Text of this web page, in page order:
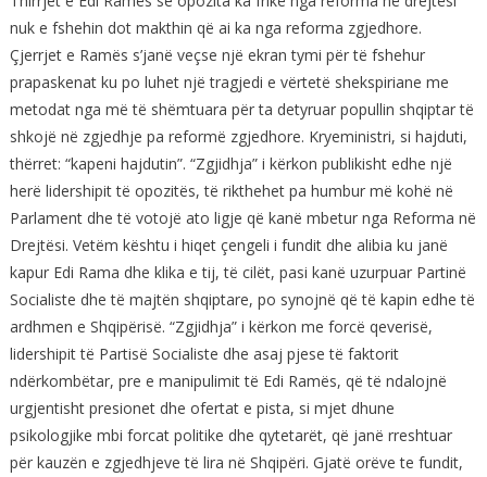
nuk e fshehin dot makthin që ai ka nga reforma zgjedhore.
Çjerrjet e Ramës s’janë veçse një ekran tymi për të fshehur
prapaskenat ku po luhet një tragjedi e vërtetë shekspiriane me
metodat nga më të shëmtuara për ta detyruar popullin shqiptar të
shkojë në zgjedhje pa reformë zgjedhore. Kryeministri, si hajduti,
thërret: “kapeni hajdutin”. “Zgjidhja” i kërkon publikisht edhe një
herë lidershipit të opozitës, të rikthehet pa humbur më kohë në
Parlament dhe të votojë ato ligje që kanë mbetur nga Reforma në
Drejtësi. Vetëm kështu i hiqet çengeli i fundit dhe alibia ku janë
kapur Edi Rama dhe klika e tij, të cilët, pasi kanë uzurpuar Partinë
Socialiste dhe të majtën shqiptare, po synojnë që të kapin edhe të
ardhmen e Shqipërisë. “Zgjidhja” i kërkon me forcë qeverisë,
lidershipit të Partisë Socialiste dhe asaj pjese të faktorit
ndërkombëtar, pre e manipulimit të Edi Ramës, që të ndalojnë
urgjentisht presionet dhe ofertat e pista, si mjet dhune
psikologjike mbi forcat politike dhe qytetarët, që janë rreshtuar
për kauzën e zgjedhjeve të lira në Shqipëri. Gjatë orëve te fundit,